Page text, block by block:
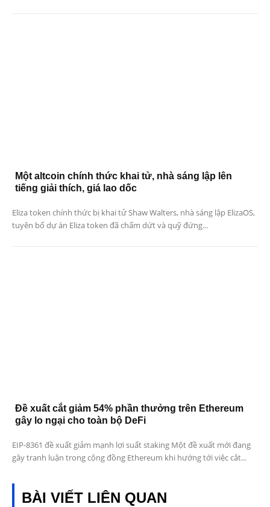
Một altcoin chính thức khai tử, nhà sáng lập lên
tiếng giải thích, giá lao dốc
Eliza token chính thức bị khai tử Shaw Walters, nhà sáng lập ElizaOS,
tuyên bố dự án Eliza token đã chấm dứt và quỹ đứng...
Đề xuất cắt giảm 54% phần thưởng trên Ethereum
gây lo ngại cho toàn bộ DeFi
EIP-8361 đề xuất giảm mạnh lợi suất staking Một đề xuất mới đang
gây tranh luận trong cộng đồng Ethereum khi hướng tới việc cắt...
BÀI VIẾT LIÊN QUAN